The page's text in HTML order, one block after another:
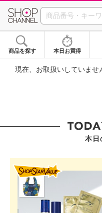
商品を探す 本日お買得
現在、お取扱いしていませ
本日